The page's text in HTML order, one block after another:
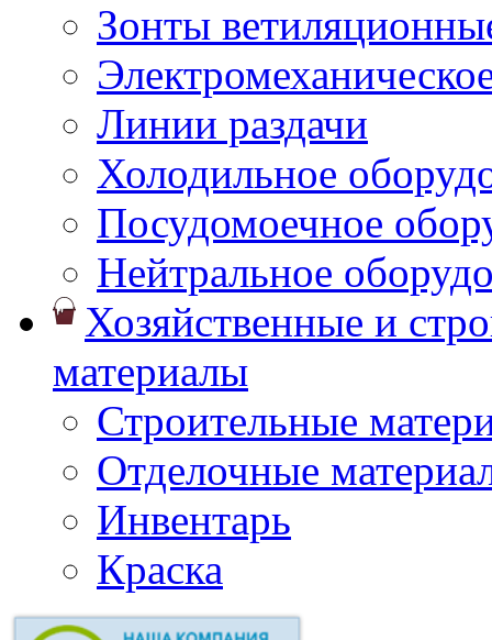
Зонты
Линии раздачи
Холодильное
Посудомоечное
Нейтральное
Хозяйственные и
материалы
Строительные
Отделочные
Инвентарь
Краска